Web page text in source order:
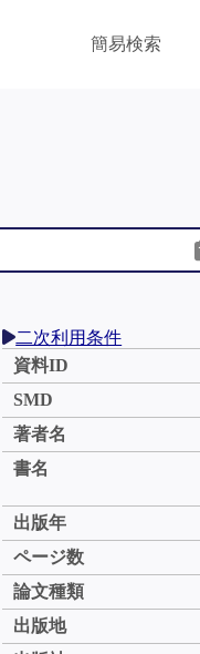
簡易検索
二次利用条件
資料ID
SMD
著者名
書名
出版年
ページ数
論文種類
出版地